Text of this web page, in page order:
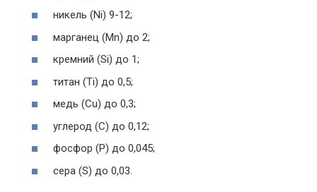
никель (Ni) 9-12;
марганец (Mn) до 2;
кремний (Si) до 1;
титан (Ti) до 0,5;
медь (Cu) до 0,3;
углерод (C) до 0,12;
фосфор (P) до 0,045;
сера (S) до 0,03.